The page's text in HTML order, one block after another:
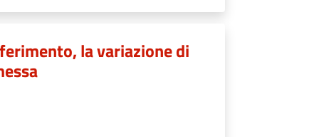
la variazione di